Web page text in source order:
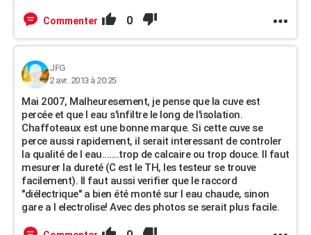
Commenter 0
JFG
2 avr. 2013 à 20:25
Mai 2007, Malheuresement, je pense que la cuve est
percée et que l eau s'infiltre le long de l'isolation.
Chaffoteaux est une bonne marque. Si cette cuve se
perce aussi rapidement, il serait interessant de controler
la qualité de l eau.......trop de calcaire ou trop douce. Il faut
mesurer la dureté (C est le TH, les testeur se trouve
facilement). Il faut aussi verifier que le raccord
"diélectrique" a bien été monté sur l eau chaude, sinon
gare a l electrolise! Avec des photos se serait plus facile.